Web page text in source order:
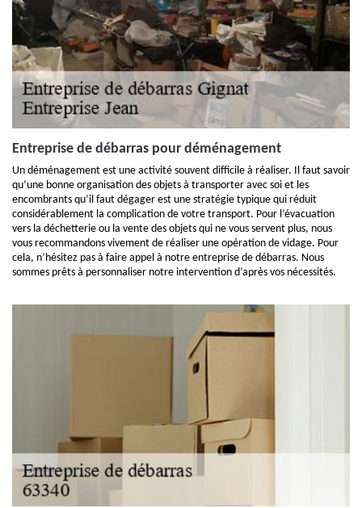
Entreprise de débarras pour déménagement
Un déménagement est une activité souvent difficile à réaliser. Il faut savoir
qu’une bonne organisation des objets à transporter avec soi et les
encombrants qu’il faut dégager est une stratégie typique qui réduit
considérablement la complication de votre transport. Pour l’évacuation
vers la déchetterie ou la vente des objets qui ne vous servent plus, nous
vous recommandons vivement de réaliser une opération de vidage. Pour
cela, n’hésitez pas à faire appel à notre entreprise de débarras. Nous
sommes prêts à personnaliser notre intervention d’après vos nécessités.